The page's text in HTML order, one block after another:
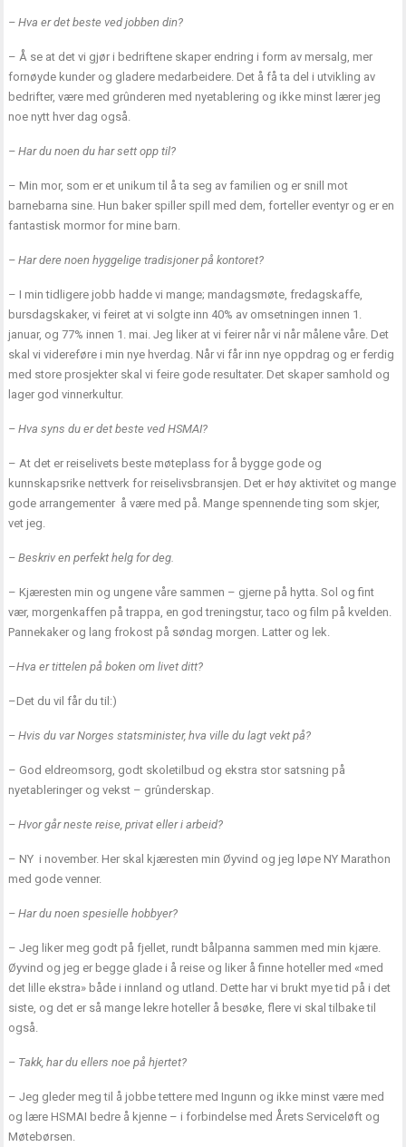
– Hva er det beste ved jobben din?
– Å se at det vi gjør i bedriftene skaper endring i form av mersalg, mer
fornøyde kunder og gladere medarbeidere. Det å få ta del i utvikling av
bedrifter, være med grûnderen med nyetablering og ikke minst lærer jeg
noe nytt hver dag også.
– Har du noen du har sett opp til?
– Min mor, som er et unikum til å ta seg av familien og er snill mot
barnebarna sine. Hun baker spiller spill med dem, forteller eventyr og er en
fantastisk mormor for mine barn.
– Har dere noen hyggelige tradisjoner på kontoret?
– I min tidligere jobb hadde vi mange; mandagsmøte, fredagskaffe,
bursdagskaker, vi feiret at vi solgte inn 40% av omsetningen innen 1.
januar, og 77% innen 1. mai. Jeg liker at vi feirer når vi når målene våre. Det
skal vi videreføre i min nye hverdag. Når vi får inn nye oppdrag og er ferdig
med store prosjekter skal vi feire gode resultater. Det skaper samhold og
lager god vinnerkultur.
– Hva syns du er det beste ved HSMAI?
– At det er reiselivets beste møteplass for å bygge gode og
kunnskapsrike nettverk for reiselivsbransjen. Det er høy aktivitet og mange
gode arrangementer å være med på. Mange spennende ting som skjer,
vet jeg.
– Beskriv en perfekt helg for deg.
– Kjæresten min og ungene våre sammen – gjerne på hytta. Sol og fint
vær, morgenkaffen på trappa, en god treningstur, taco og film på kvelden.
Pannekaker og lang frokost på søndag morgen. Latter og lek.
–Hva er tittelen på boken om livet ditt?
–Det du vil får du til:)
– Hvis du var Norges statsminister, hva ville du lagt vekt på?
– God eldreomsorg, godt skoletilbud og ekstra stor satsning på
nyetableringer og vekst – grûnderskap.
– Hvor går neste reise, privat eller i arbeid?
– NY i november. Her skal kjæresten min Øyvind og jeg løpe NY Marathon
med gode venner.
– Har du noen spesielle hobbyer?
– Jeg liker meg godt på fjellet, rundt bålpanna sammen med min kjære.
Øyvind og jeg er begge glade i å reise og liker å finne hoteller med «med
det lille ekstra» både i innland og utland. Dette har vi brukt mye tid på i det
siste, og det er så mange lekre hoteller å besøke, flere vi skal tilbake til
også.
– Takk, har du ellers noe på hjertet?
– Jeg gleder meg til å jobbe tettere med Ingunn og ikke minst være med
og lære HSMAI bedre å kjenne – i forbindelse med Årets Serviceløft og
Møtebørsen.